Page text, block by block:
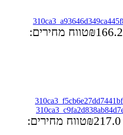
₪166.2
טווח מחירים:
₪217.0
טווח מחירים: